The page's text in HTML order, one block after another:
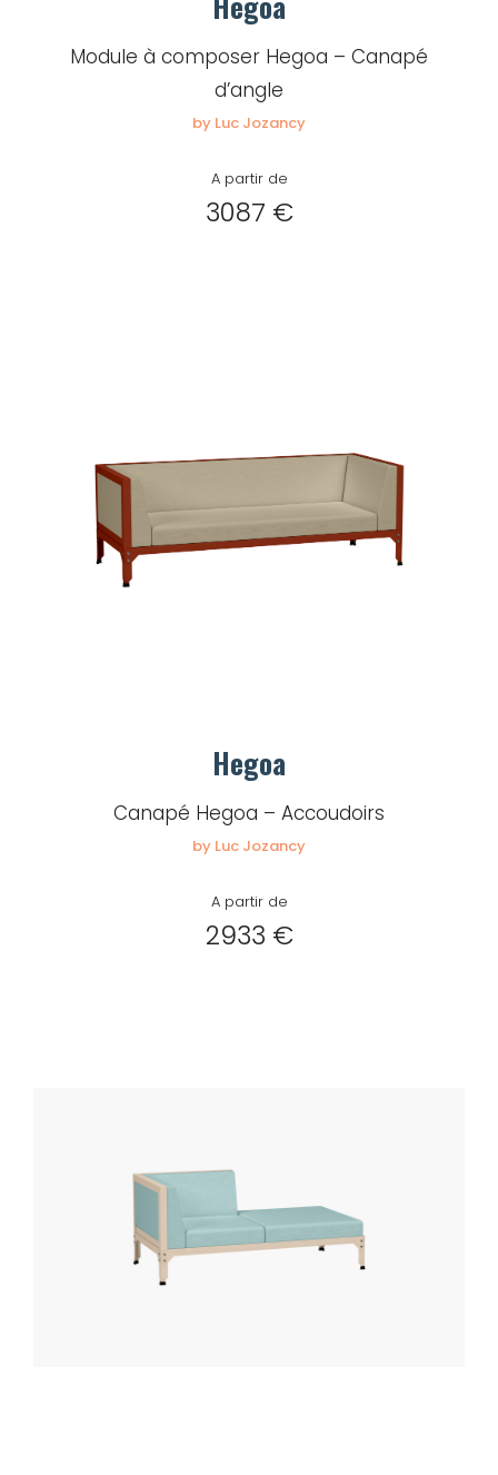
Module à composer Hegoa – Canapé
d’angle
by Luc Jozancy
A partir de
3087 €
Hegoa
Canapé Hegoa – Accoudoirs
by Luc Jozancy
A partir de
2933 €